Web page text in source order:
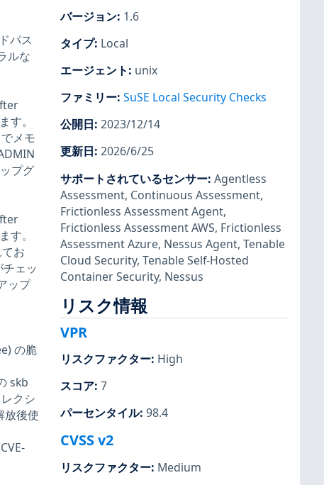
パス
ルな
す。
メモ
プグ
す。
お
ェッ
ップ
の脆
skb
クシ
放後使
バージョン: 1.6
タイプ: Local
エージェント: unix
ファミリー: SuSE Local Security Checks
公開日: 2023/12/14
更新日: 2026/6/25
サポートされているセンサー: Agentless
Assessment, Continuous Assessment,
Frictionless Assessment Agent,
Frictionless Assessment AWS, Frictionless
Assessment Azure, Nessus Agent, Tenable
Cloud Security, Tenable Self-Hosted
Container Security, Nessus
リスク情報
VPR
リスクファクター: High
スコア: 7
パーセンタイル: 98.4
CVSS v2
リスクファクター: Medium